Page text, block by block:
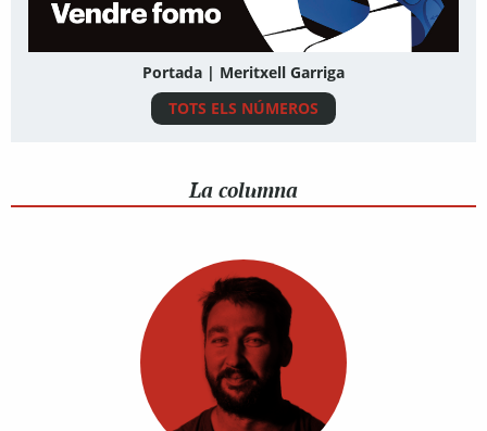
Portada | Meritxell Garriga
TOTS ELS NÚMEROS
La columna